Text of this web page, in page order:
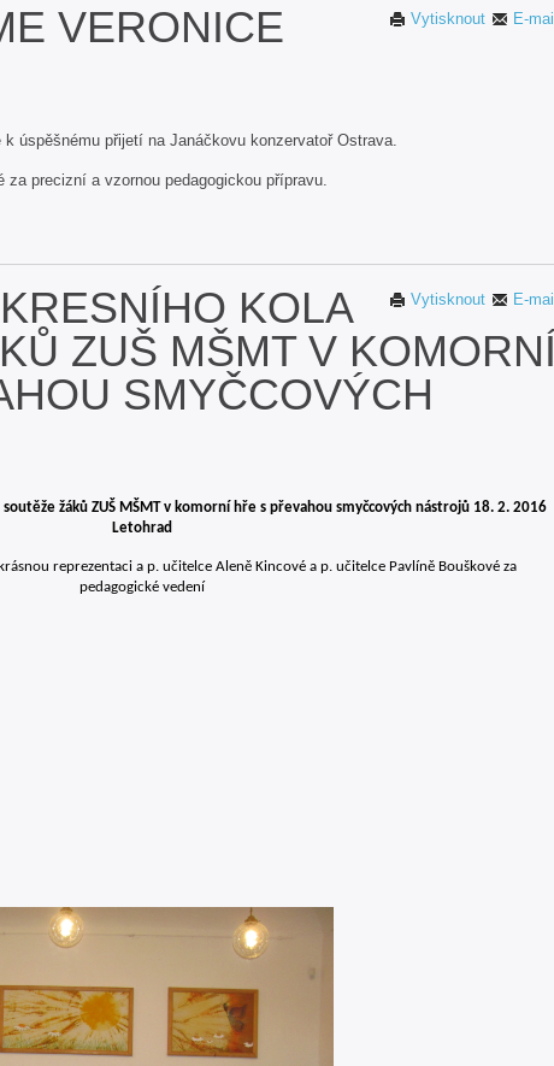
E-mail
Vytisknout
VERONICE
úspěšnému přijetí na Janáčkovu konzervatoř Ostrava.
za precizní a vzornou pedagogickou přípravu.
E-mail
Vytisknout
KOLA
ZUŠ MŠMT V KOMORNÍ
SMYČCOVÝCH
žáků ZUŠ MŠMT v komorní hře s převahou smyčcových nástrojů 18. 2. 2016
Letohrad
reprezentaci a p. učitelce Aleně Kincové a p. učitelce Pavlíně Bouškové za
pedagogické vedení